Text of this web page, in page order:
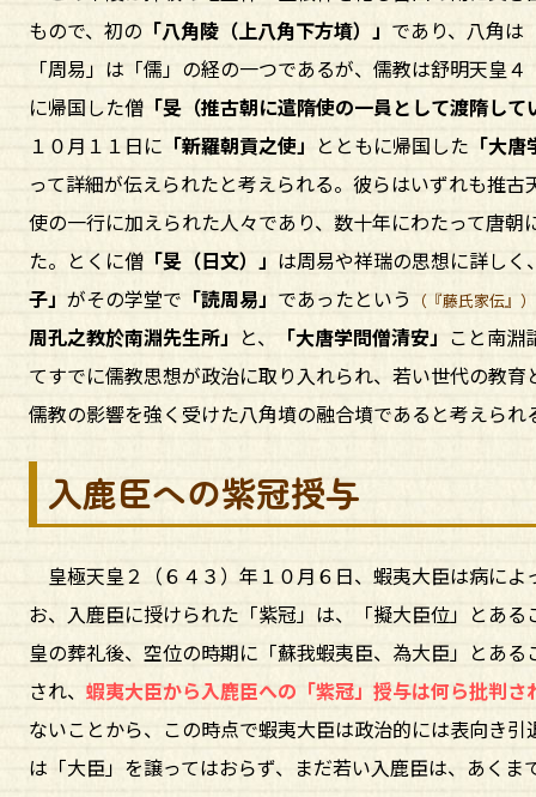
もので、初の 「八角陵（上八角下方墳）」 であり、八角は
「周易」は「儒」の経の一つであるが、儒教は舒明天皇
に帰国した僧 「旻（推古朝に遣隋使の一員として渡隋して
１０月１１日に 「新羅朝貢之使」 とともに帰国した 「大
って詳細が伝えられたと考えられる。彼らはいずれも推
使の一行に加えられた人々であり、数十年にわたって唐
た。とくに僧 「旻（日文）」 は周易や祥瑞の思想に詳し
子」 がその学堂で 「読周易」 であったという （『藤氏家伝』）
周孔之教於南淵先生所」 と、 「大唐学問僧清安」 こと南淵
てすでに儒教思想が政治に取り入れられ、若い世代の教
儒教の影響を強く受けた八角墳の融合墳であると考えられ
入鹿臣への紫冠授与
皇極天皇２（６４３）年１０月６日、蝦夷大臣は病によ
お、入鹿臣に授けられた「紫冠」は、「擬大臣位」とあ
皇の葬礼後、空位の時期に「蘇我蝦夷臣、為大臣」とある
され、 蝦夷大臣から入鹿臣への「紫冠」授与は何ら批判さ
ないことから、この時点で蝦夷大臣は政治的には表向き
は「大臣」を譲ってはおらず、まだ若い入鹿臣は、あく